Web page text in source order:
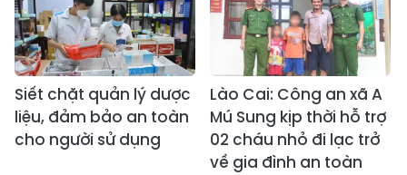
Siết chặt quản lý dược
liệu, đảm bảo an toàn
cho người sử dụng
Lào Cai: Công an xã A
Mú Sung kịp thời hỗ trợ
02 cháu nhỏ đi lạc trở
về gia đình an toàn